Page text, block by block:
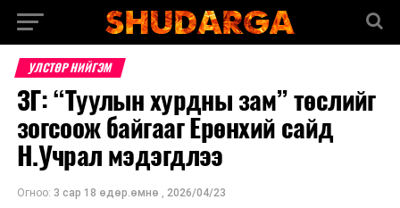
УЛСТӨР НИЙГЭМ
ЗГ: “Туулын хурдны зам” төслийг
зогсоож байгааг Ерөнхий сайд
Н.Учрал мэдэгдлээ
Огноо: 3 сар 18 өдөр.өмнө , 2026/04/23